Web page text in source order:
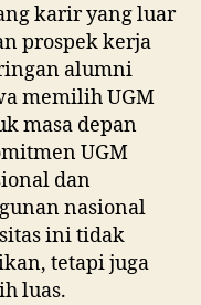
karir yang luar
prospek kerja
alumni
memilih UGM
masa depan
UGM
dan
nasional
ini tidak
tetapi juga
luas.